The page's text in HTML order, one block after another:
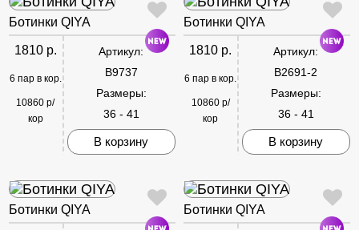
Ботинки QIYA
1810 р.
6 пар в кор.
10860 р/
кор
Артикул:
B9737
Размеры:
36 - 41
В корзину
Ботинки QIYA
1810 р.
6 пар в кор.
10860 р/
кор
Артикул:
B2691-2
Размеры:
36 - 41
В корзину
Ботинки QIYA Ботинки QIYA